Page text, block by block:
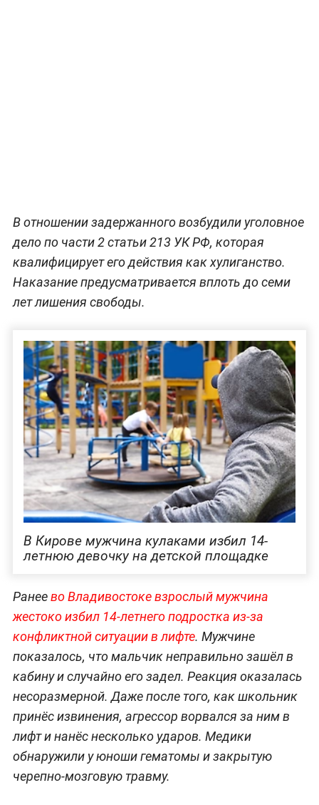
В отношении задержанного возбудили уголовное
дело по части 2 статьи 213 УК РФ, которая
квалифицирует его действия как хулиганство.
Наказание предусматривается вплоть до семи
лет лишения свободы.
В Кирове мужчина кулаками избил 14-
летнюю девочку на детской площадке
Ранеево Владивостоке взрослый мужчина
жестоко избил 14-летнего подростка из-за
конфликтной ситуации в лифте. Мужчине
показалось, что мальчик неправильно зашёл в
кабину и случайно его задел. Реакция оказалась
несоразмерной. Даже после того, как школьник
принёс извинения, агрессор ворвался за ним в
лифт и нанёс несколько ударов. Медики
обнаружили у юноши гематомы и закрытую
черепно-мозговую травму.